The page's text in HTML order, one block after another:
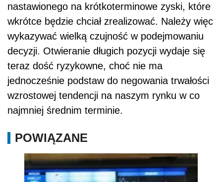
nastawionego na krótkoterminowe zyski, które
wkrótce będzie chciał zrealizować. Należy więc
wykazywać wielką czujność w podejmowaniu
decyzji. Otwieranie długich pozycji wydaje się
teraz dość ryzykowne, choć nie ma
jednocześnie podstaw do negowania trwałości
wzrostowej tendencji na naszym rynku w co
najmniej średnim terminie.
POWIĄZANE